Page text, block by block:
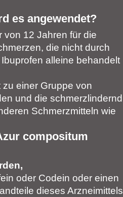
es angewendet?
von 12 Jahren für die
die nicht durch
alleine behandelt
einer Gruppe von
und die schmerzlindernd
Schmerzmitteln wie
compositum
oder Codein oder einen
dieses Arzneimittels